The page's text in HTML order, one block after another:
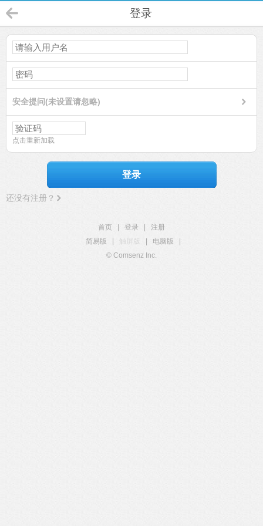
登录
安全提问(未设置请忽略)
点击重新加载
登录
还没有注册？
首页 登录
注册
简易版
触屏版 电脑版
© Comsenz Inc.